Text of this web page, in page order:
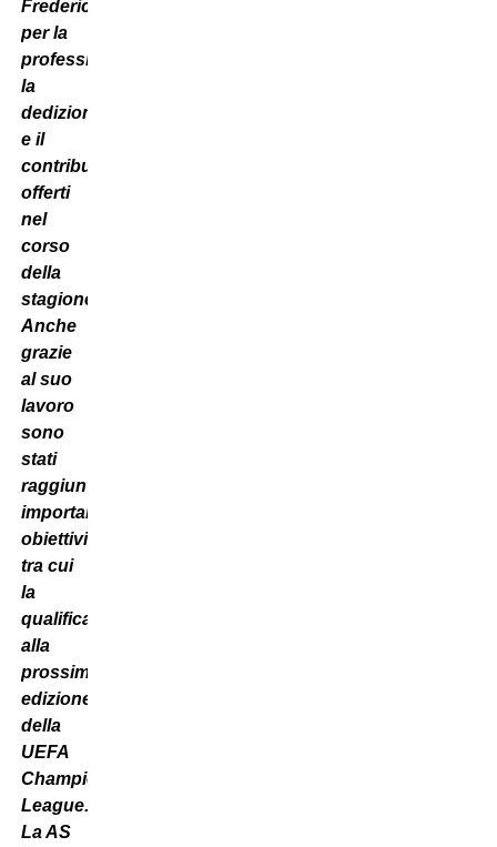
Frederic
per la
professionalità,
la
dedizione
e il
contributo
offerti
nel
corso
della
stagione.
Anche
grazie
al suo
lavoro
sono
stati
raggiunti
importanti
obiettivi,
tra cui
la
qualificazione
alla
prossima
edizione
della
UEFA
Champions
League.
La AS